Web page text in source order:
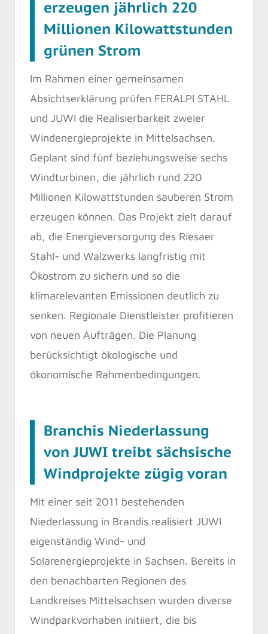
erzeugen jährlich 220
Millionen Kilowattstunden
grünen Strom
Im Rahmen einer gemeinsamen
Absichtserklärung prüfen FERALPI STAHL
und JUWI die Realisierbarkeit zweier
Windenergieprojekte in Mittelsachsen.
Geplant sind fünf beziehungsweise sechs
Windturbinen, die jährlich rund 220
Millionen Kilowattstunden sauberen Strom
erzeugen können. Das Projekt zielt darauf
ab, die Energieversorgung des Riesaer
Stahl- und Walzwerks langfristig mit
Ökostrom zu sichern und so die
klimarelevanten Emissionen deutlich zu
senken. Regionale Dienstleister profitieren
von neuen Aufträgen. Die Planung
berücksichtigt ökologische und
ökonomische Rahmenbedingungen.
Branchis Niederlassung
von JUWI treibt sächsische
Windprojekte zügig voran
Mit einer seit 2011 bestehenden
Niederlassung in Brandis realisiert JUWI
eigenständig Wind- und
Solarenergieprojekte in Sachsen. Bereits in
den benachbarten Regionen des
Landkreises Mittelsachsen wurden diverse
Windparkvorhaben initiiert, die bis